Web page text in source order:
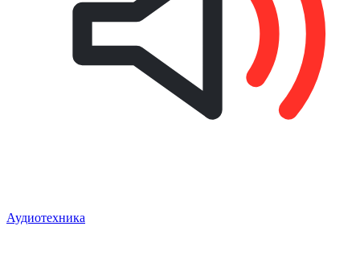
Аудиотехника